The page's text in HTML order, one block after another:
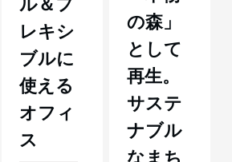
ル＆フ
レキシ
ブルに
使える
オフィ
ス
の森」
として
再生。
サステ
ナブル
なまち